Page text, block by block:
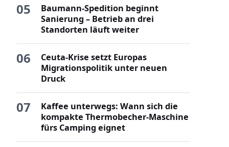
05
Baumann-Spedition beginnt
Sanierung – Betrieb an drei
Standorten läuft weiter
06
Ceuta-Krise setzt Europas
Migrationspolitik unter neuen
Druck
07
Kaffee unterwegs: Wann sich die
kompakte Thermobecher-Maschine
fürs Camping eignet